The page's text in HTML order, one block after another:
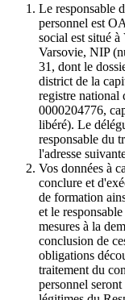
Le responsable
personnel est
social est situé
Varsovie, NIP
31, dont le
district de la
registre national
0000204776,
libéré). Le
responsable du
l'adresse
Vos données à
conclure et
de formation
et le
mesures à la
conclusion de
obligations
traitement du
personnel